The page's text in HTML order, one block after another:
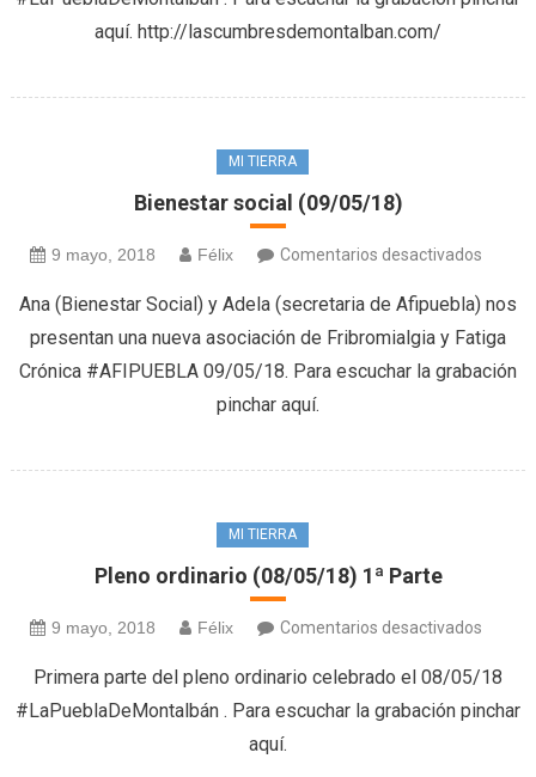
aquí. http://lascumbresdemontalban.com/
MI TIERRA
Bienestar social (09/05/18)
9 mayo, 2018 Félix Comentarios desactivados
social
(09/
Ana (Bienestar Social) y Adela (secretaria de Afipuebla) nos
presentan una nueva asociación de Fribromialgia y Fatiga
Crónica #AFIPUEBLA 09/05/18. Para escuchar la grabación
pinchar aquí.
MI TIERRA
Pleno ordinario (08/05/18) 1ª Parte
9 mayo, 2018 Félix Comentarios desactivados
(08/
Primera parte del pleno ordinario celebrado el 08/05/18
#LaPueblaDeMontalbán . Para escuchar la grabación pinchar
aquí.